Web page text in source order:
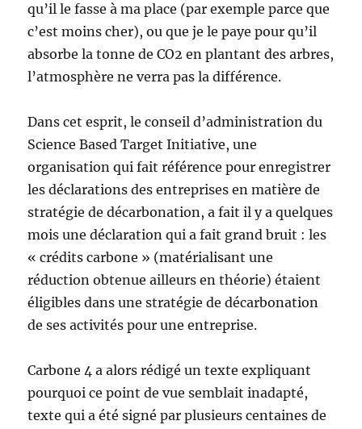
qu’il le fasse à ma place (par exemple parce que
c’est moins cher), ou que je le paye pour qu’il
absorbe la tonne de CO2 en plantant des arbres,
l’atmosphère ne verra pas la différence.
Dans cet esprit, le conseil d’administration du
Science Based Target Initiative, une
organisation qui fait référence pour enregistrer
les déclarations des entreprises en matière de
stratégie de décarbonation, a fait il y a quelques
mois une déclaration qui a fait grand bruit : les
« crédits carbone » (matérialisant une
réduction obtenue ailleurs en théorie) étaient
éligibles dans une stratégie de décarbonation
de ses activités pour une entreprise.
Carbone 4 a alors rédigé un texte expliquant
pourquoi ce point de vue semblait inadapté,
texte qui a été signé par plusieurs centaines de